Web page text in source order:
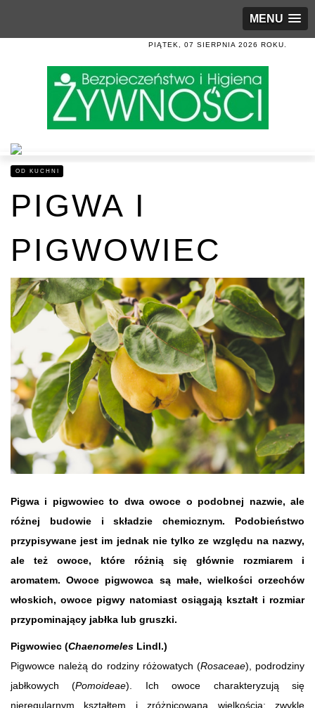
MENU
PIĄTEK, 07 SIERPNIA 2026 ROKU.
OD KUCHNI
PIGWA I
PIGWOWIEC
Pigwa i pigwowiec to dwa owoce o podobnej nazwie, ale
różnej budowie i składzie chemicznym. Podobieństwo
przypisywane jest im jednak nie tylko ze względu na nazwy,
ale też owoce, które różnią się głównie rozmiarem i
aromatem. Owoce pigwowca są małe, wielkości orzechów
włoskich, owoce pigwy natomiast osiągają kształt i rozmiar
przypominający jabłka lub gruszki.
Pigwowiec (Chaenomeles Lindl.)
Pigwowce należą do rodziny różowatych (Rosaceae), podrodziny
jabłkowych (Pomoideae). Ich owoce charakteryzują się
nieregularnym kształtem i zróżnicowaną wielkością; zwykle